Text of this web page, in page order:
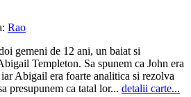
Rao
gemeni de 12 ani, un baiat si
Templeton. Sa spunem ca John era
Abigail era foarte analitica si rezolva
presupunem ca tatal lor... detalii carte...